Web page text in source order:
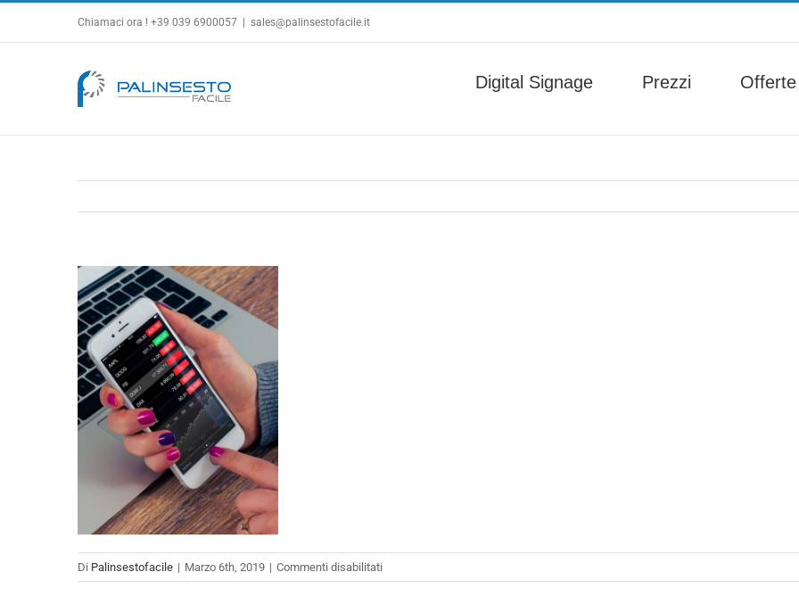
Chiamaci ora ! +39 039 6900057 sales@palinsestofacile.it
Digital Signage Prezzi
Di Palinsestofacile | Marzo 6th, 2019 | Commenti disabilitatisu
investors-